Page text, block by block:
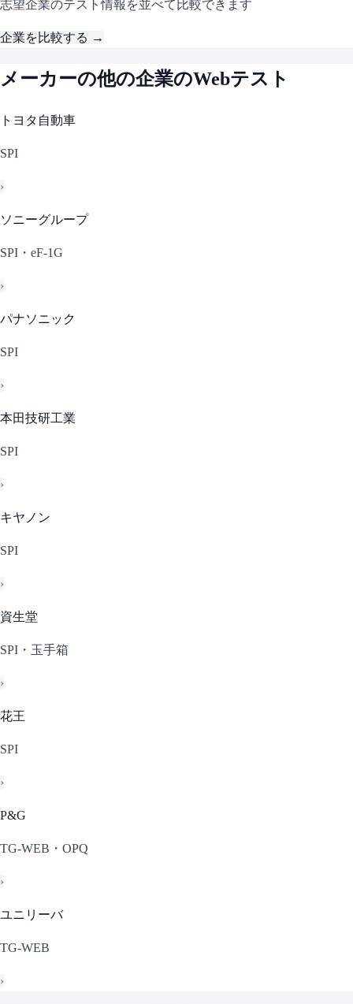
志望企業のテスト情報を並べて比較できます
企業を比較する →
メーカーの他の企業のWebテスト
トヨタ自動車
SPI
›
ソニーグループ
SPI・eF-1G
›
パナソニック
SPI
›
本田技研工業
SPI
›
キヤノン
SPI
›
資生堂
SPI・玉手箱
›
花王
SPI
›
P&G
TG-WEB・OPQ
›
ユニリーバ
TG-WEB
›